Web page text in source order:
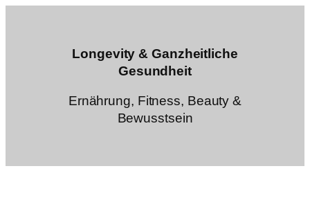
Longevity & Ganzheitliche
Gesundheit
Ernährung, Fitness, Beauty &
Bewusstsein